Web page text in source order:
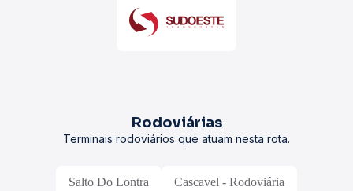
Rodoviárias
Terminais rodoviários que atuam nesta rota.
Salto Do Lontra Cascavel - Rodoviária